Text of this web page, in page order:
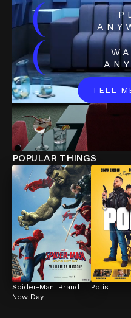
(
(
TELL
POPULAR THINGS
Spider-Man: Brand
New Day
Polis